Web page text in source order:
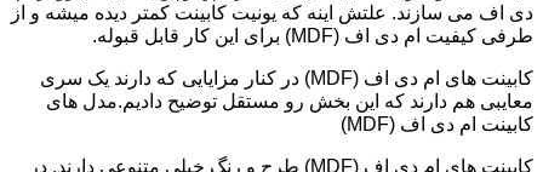
دی اف می سازند. علتش اینه که یونیت کابینت کمتر دیده میشه و از
طرفی کیفیت ام دی اف (MDF) برای این کار قابل قبوله.
کابینت های ام دی اف (MDF) در کنار مزایایی که دارند یک سری
معایبی هم دارند که این بخش رو مستقل توضیح دادیم.مدل های
کابینت ام دی اف (MDF)
کابینت های ام دی اف (MDF) طرح و رنگ خیلی متنوعی دارند. در